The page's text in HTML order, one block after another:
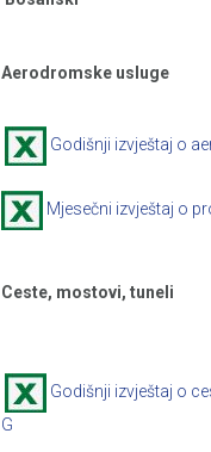
Aerodromske usluge
Godišnji izvještaj o
Mjesečni izvještaj o
Ceste, mostovi, tuneli
Godišnji izvještaj o
G